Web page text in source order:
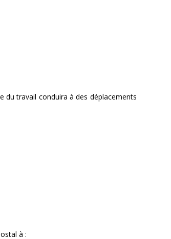
du travail conduira à des déplacements
à :